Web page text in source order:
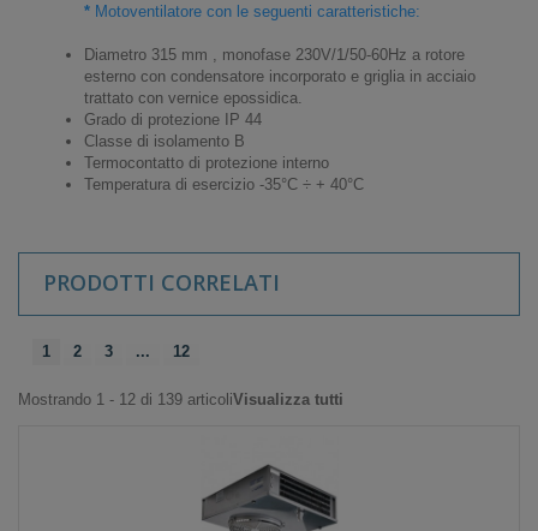
* Motoventilatore con le seguenti caratteristiche:
Diametro 315 mm , monofase 230V/1/50-60Hz a rotore
esterno con condensatore incorporato e griglia in acciaio
trattato con vernice epossidica.
Grado di protezione IP 44
Classe di isolamento B
Termocontatto di protezione interno
Temperatura di esercizio -35°C ÷ + 40°C
PRODOTTI CORRELATI
1 2 3 ... 12
Mostrando 1 - 12 di 139 articoliVisualizza tutti